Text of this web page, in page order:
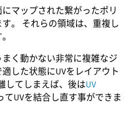
マップされた繋がったポリ
。 それらの領域は、重複し
く動かない非常に複雑なジ
した状態にUVをレイアウト
してしまえば、後はUV
てUVを結合し直す事ができま